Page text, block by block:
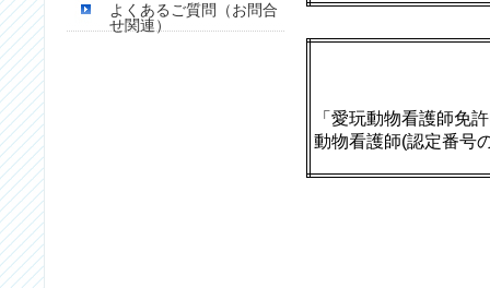
よくあるご質問（お問合
せ関連）
「愛玩動物看護師免
動物看護師(認定番号